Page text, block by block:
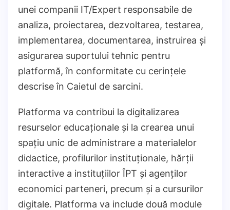
unei companii IT/Expert responsabile de
analiza, proiectarea, dezvoltarea, testarea,
implementarea, documentarea, instruirea și
asigurarea suportului tehnic pentru
platformă, în conformitate cu cerințele
descrise în Caietul de sarcini.
Platforma va contribui la digitalizarea
resurselor educaționale și la crearea unui
spațiu unic de administrare a materialelor
didactice, profilurilor instituționale, hărții
interactive a instituțiilor ÎPT și agenților
economici parteneri, precum și a cursurilor
digitale. Platforma va include două module